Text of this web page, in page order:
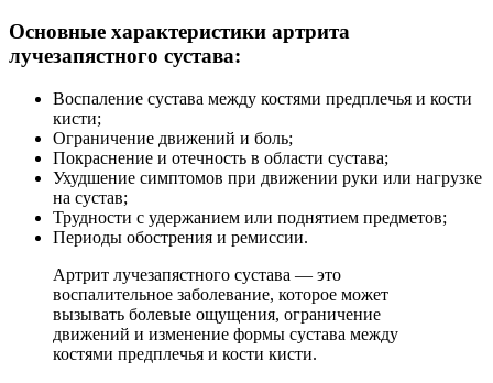
Основные характеристики артрита
лучезапястного сустава:
Воспаление сустава между костями предплечья и кости
кисти;
Ограничение движений и боль;
Покраснение и отечность в области сустава;
Ухудшение симптомов при движении руки или нагрузке
на сустав;
Трудности с удержанием или поднятием предметов;
Периоды обострения и ремиссии.
Артрит лучезапястного сустава — это
воспалительное заболевание, которое может
вызывать болевые ощущения, ограничение
движений и изменение формы сустава между
костями предплечья и кости кисти.